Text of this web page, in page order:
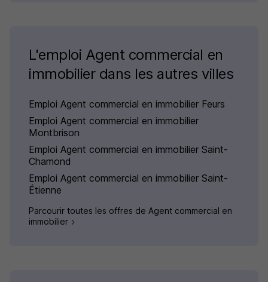
L'emploi Agent commercial en
immobilier dans les autres villes
Emploi Agent commercial en immobilier Feurs
Emploi Agent commercial en immobilier
Montbrison
Emploi Agent commercial en immobilier Saint-
Chamond
Emploi Agent commercial en immobilier Saint-
Étienne
Parcourir toutes les offres de Agent commercial en
immobilier